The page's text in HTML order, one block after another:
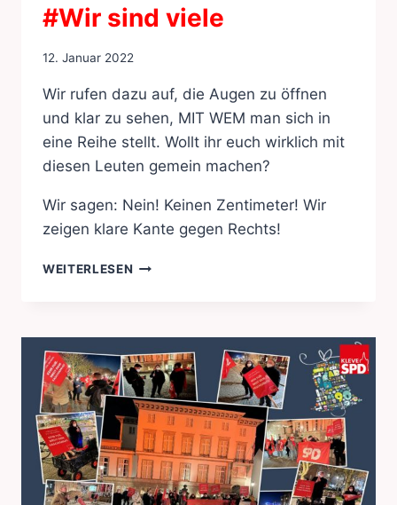
#Wir sind viele
12. Januar 2022
Wir rufen dazu auf, die Augen zu öffnen
und klar zu sehen, MIT WEM man sich in
eine Reihe stellt. Wollt ihr euch wirklich mit
diesen Leuten gemein machen?
Wir sagen: Nein! Keinen Zentimeter! Wir
zeigen klare Kante gegen Rechts!
WEITERLESEN #WIR